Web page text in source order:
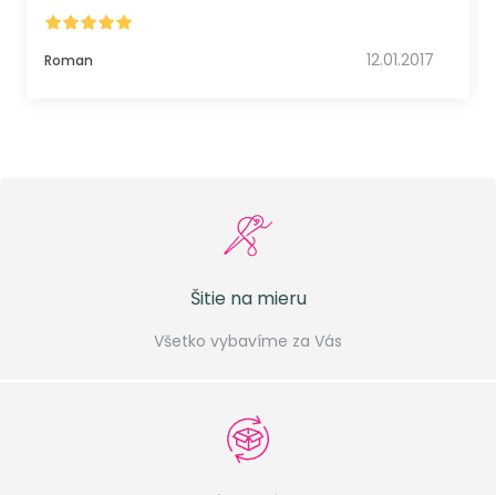
Roman 12.01.2017
Šitie na mieru
Všetko vybavíme za Vás